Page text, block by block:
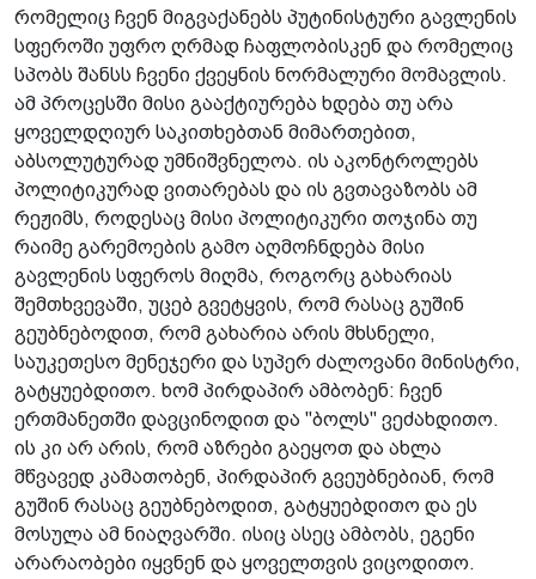
რომელიც ჩვენ მიგვაქანებს პუტინისტური გავლენის
სფეროში უფრო ღრმად ჩაფლობისკენ და რომელიც
სპობს შანსს ჩვენი ქვეყნის ნორმალური მომავლის.
ამ პროცესში მისი გააქტიურება ხდება თუ არა
ყოველდღიურ საკითხებთან მიმართებით,
აბსოლუტურად უმნიშვნელოა. ის აკონტროლებს
პოლიტიკურად ვითარებას და ის გვთავაზობს ამ
რეჟიმს, როდესაც მისი პოლიტიკური თოჯინა თუ
რაიმე გარემოების გამო აღმოჩნდება მისი
გავლენის სფეროს მიღმა, როგორც გახარიას
შემთხვევაში, უცებ გვეტყვის, რომ რასაც გუშინ
გეუბნებოდით, რომ გახარია არის მხსნელი,
საუკეთესო მენეჯერი და სუპერ ძალოვანი მინისტრი,
გატყუებდითო. ხომ პირდაპირ ამბობენ: ჩვენ
ერთმანეთში დავცინოდით და "ბოლს" ვეძახდითო.
ის კი არ არის, რომ აზრები გაეყოთ და ახლა
მწვავედ კამათობენ, პირდაპირ გვეუბნებიან, რომ
გუშინ რასაც გეუბნებოდით, გატყუებდითო და ეს
მოსულა ამ ნიაღვარში. ისიც ასეც ამბობს, ეგენი
არარაობები იყვნენ და ყოველთვის ვიცოდითო.